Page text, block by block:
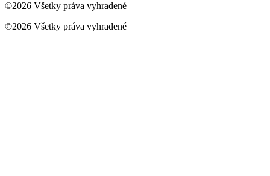
©2026 Všetky práva vyhradené
©2026 Všetky práva vyhradené